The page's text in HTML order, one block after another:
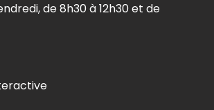
de 8h30 à 12h30 et de